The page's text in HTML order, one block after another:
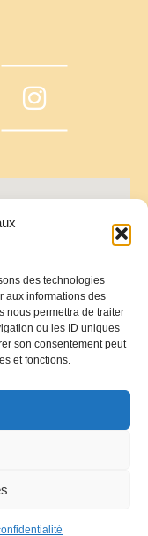
des technologies
aux informations des
nous permettra de traiter
ou les ID uniques
son consentement peut
et fonctions.